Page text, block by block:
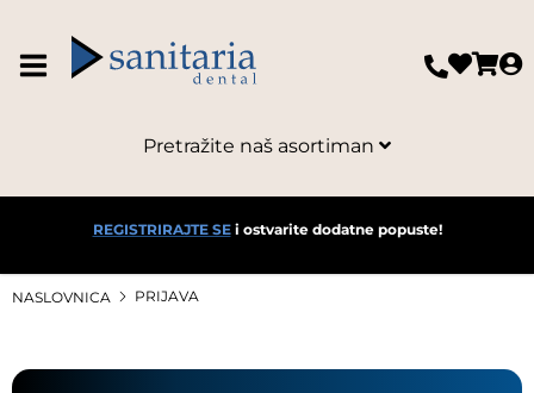
Pretražite naš asortiman
REGISTRIRAJTE SEi ostvarite dodatne popuste!
NASLOVNICA PRIJAVA